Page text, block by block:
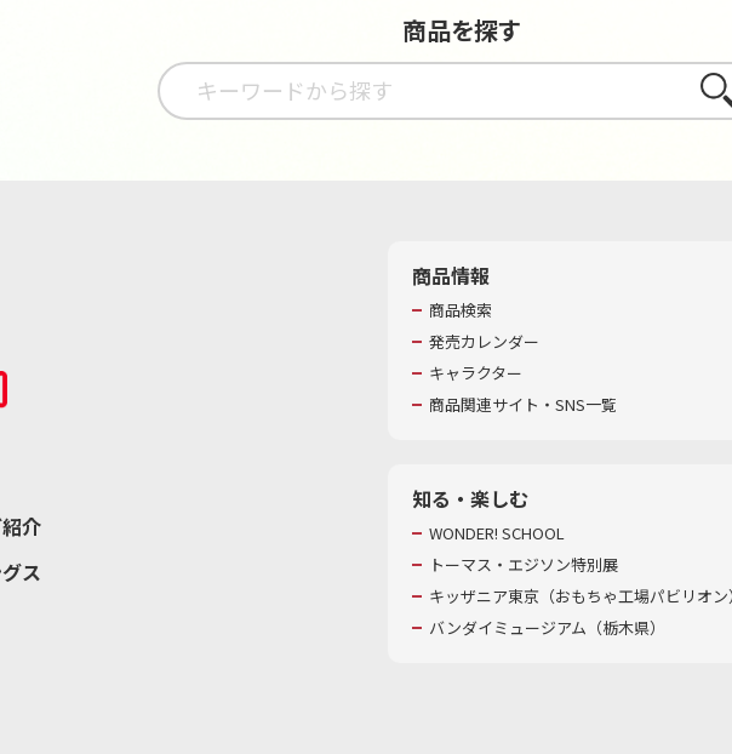
商品を探す
さが
介
ス
商品情報
商品検索
発売カレンダー
キャラクター
商品関連サイト・SNS一覧
知る・楽しむ
WONDER! SCHOOL
トーマス・エジソン特別展
キッザニア東京（おもちゃ工場パビリオ
バンダイミュージアム（栃木県）